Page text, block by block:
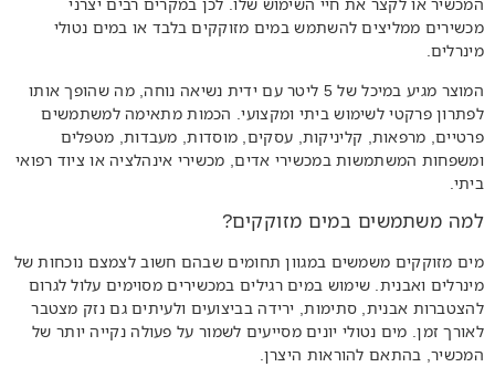
מכשירים ממליצים להשתמש במים מזוקקים בלבד או במים נטולי
מינרלים.
המוצר מגיע במיכל של 5 ליטר עם ידית נשיאה נוחה, מה שהופך אותו
לפתרון פרקטי לשימוש ביתי ומקצועי. הכמות מתאימה למשתמשים
פרטיים, מרפאות, קליניקות, עסקים, מוסדות, מעבדות, מטפלים
ומשפחות המשתמשות במכשירי אדים, מכשירי אינהלציה או ציוד רפואי
ביתי.
למה משתמשים במים מזוקקים?
מים מזוקקים משמשים במגוון תחומים שבהם חשוב לצמצם נוכחות של
מינרלים ואבנית. שימוש במים רגילים במכשירים מסוימים עלול לגרום
להצטברות אבנית, סתימות, ירידה בביצועים ולעיתים גם נזק מצטבר
לאורך זמן. מים נטולי יונים מסייעים לשמור על פעולה נקייה יותר של
המכשיר, בהתאם להוראות היצרן.